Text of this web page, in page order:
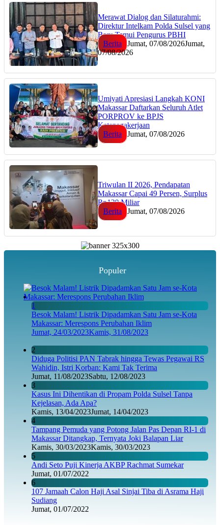
Merawat Dialog dan Silaturahmi:
Direktur Intelkam Polda Sulsel yang
Baru Temui Pengurus PBHI
Berita
Jumat, 07/08/2026Jumat,
07/08/2026
Umiyati Apresiasi Langkah KONI
Makassar Daftarkan Seluruh Atlet
PORPROV ke BPJS
Ketenagakerjaan
Berita
Jumat, 07/08/2026
Triwulan II 2026, Pendapatan
Makassar Capai 49 Persen, Surplus
Rp130 Miliar
Berita
Jumat, 07/08/2026
Populer
1
Besok Malam! Listrik Dipadamkan Satu Jam se-Kota
Makassar: Merespons Perubahan Iklim
Jumat, 24/03/2023Kamis, 31/08/2023
2
Diduga Politisi PAN Tabrak hingga Tewas Pegawai RS
Wahidin, Istri Korban: Kami Tak Terima
Jumat, 11/08/2023Sabtu, 12/08/2023
3
Kasus Ini Dihentikan di Propam Polda Sulsel Tanpa
Kejelasan, Ada Apa?
Kamis, 13/04/2023Jumat, 14/04/2023
4
Tampang Pemuda yang Potong Jalan Pas Depan RI-1 di
Makassar Ditangkap, Ternyata Joki Balapan Liar
Kamis, 30/03/2023Kamis, 30/03/2023
5
Andi Seto Puji Kinerja AKBP Rachmat Sumekar
Jumat, 01/07/2022
6
107 Jamaah Calon Haji Asal Sinjai Tiba di Asrama Haji
Sudiang
Jumat, 01/07/2022